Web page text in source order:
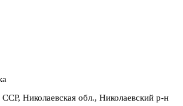
Николаевская обл., Николаевский р-н